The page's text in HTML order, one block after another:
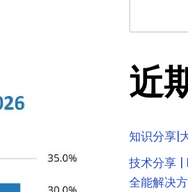
近
知识分享|
技术分享
全能解决